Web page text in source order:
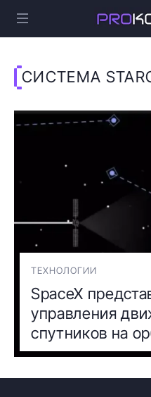
СИСТЕМА
ТЕХНОЛОГИИ
SpaceX
управления
спутников на